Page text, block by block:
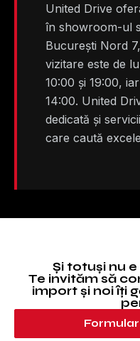
United Drive
în showroom-ul
București Nord
vizitare este de
10:00 și 19:00,
14:00. United
dedicată și
care caută
Și totuși nu
Te invităm să
import și noi îți